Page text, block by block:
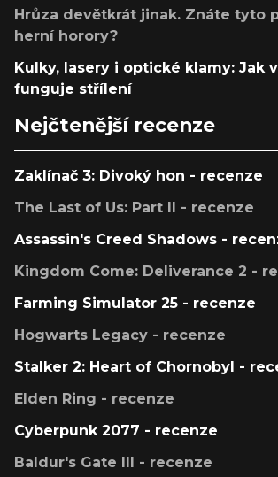
Hrůza devětkrát jinak. Znáte tyto
herní horory?
Kulky, lasery i optické klamy: Jak
funguje střílení
Nejčtenější recenze
Zaklínač 3: Divoký hon - recenze
The Last of Us: Part II - recenze
Assassin's Creed Shadows -
Kingdom Come: Deliverance 2 -
Farming Simulator 25 - recenze
Hogwarts Legacy - recenze
Stalker 2: Heart of Chornobyl -
Elden Ring - recenze
Cyberpunk 2077 - recenze
Baldur's Gate III - recenze